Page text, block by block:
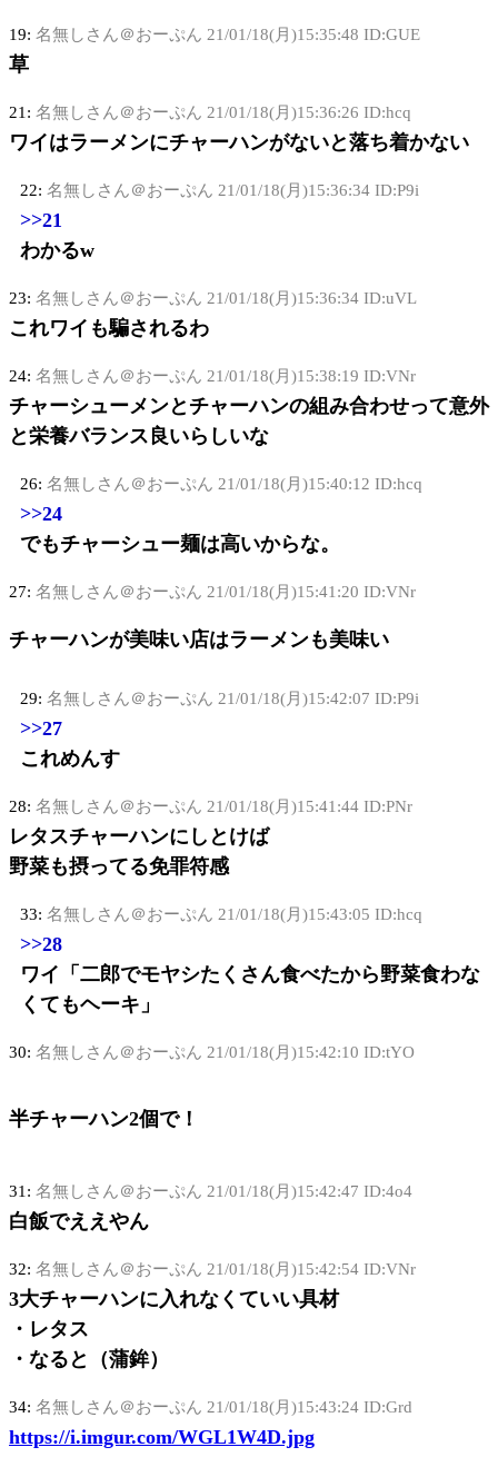
19: 名無しさん＠おーぷん 21/01/18(月)15:35:48 ID:GUE
草
21: 名無しさん＠おーぷん 21/01/18(月)15:36:26 ID:hcq
ワイはラーメンにチャーハンがないと落ち着かない
22: 名無しさん＠おーぷん 21/01/18(月)15:36:34 ID:P9i
>>21
わかるw
23: 名無しさん＠おーぷん 21/01/18(月)15:36:34 ID:uVL
これワイも騙されるわ
24: 名無しさん＠おーぷん 21/01/18(月)15:38:19 ID:VNr
チャーシューメンとチャーハンの組み合わせって意外
と栄養バランス良いらしいな
26: 名無しさん＠おーぷん 21/01/18(月)15:40:12 ID:hcq
>>24
でもチャーシュー麺は高いからな。
27: 名無しさん＠おーぷん 21/01/18(月)15:41:20 ID:VNr
チャーハンが美味い店はラーメンも美味い
29: 名無しさん＠おーぷん 21/01/18(月)15:42:07 ID:P9i
>>27
これめんす
28: 名無しさん＠おーぷん 21/01/18(月)15:41:44 ID:PNr
レタスチャーハンにしとけば
野菜も摂ってる免罪符感
33: 名無しさん＠おーぷん 21/01/18(月)15:43:05 ID:hcq
>>28
ワイ「二郎でモヤシたくさん食べたから野菜食わな
くてもヘーキ」
30: 名無しさん＠おーぷん 21/01/18(月)15:42:10 ID:tYO
半チャーハン2個で！
31: 名無しさん＠おーぷん 21/01/18(月)15:42:47 ID:4o4
白飯でええやん
32: 名無しさん＠おーぷん 21/01/18(月)15:42:54 ID:VNr
3大チャーハンに入れなくていい具材
・レタス
・なると（蒲鉾）
34: 名無しさん＠おーぷん 21/01/18(月)15:43:24 ID:Grd
https://i.imgur.com/WGL1W4D.jpg